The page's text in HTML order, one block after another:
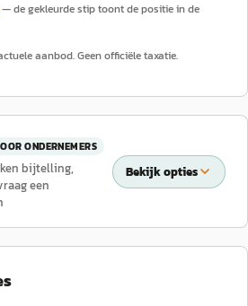
— de gekleurde stip toont de positie in de
aanbod. Geen officiële taxatie.
ONDERNEMERS
bijtelling,
een
Bekijk opties